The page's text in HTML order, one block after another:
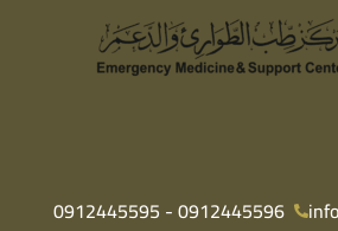
0912445596 - 0912445595